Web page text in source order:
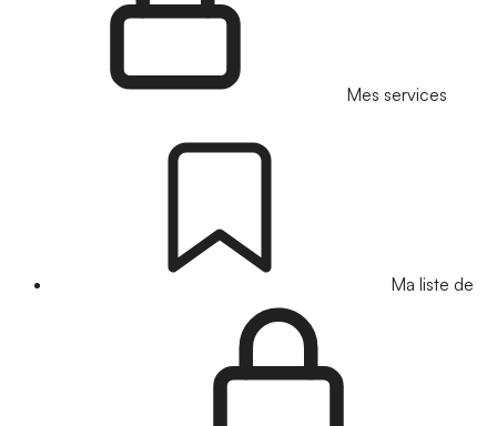
Mes services
Ma liste de